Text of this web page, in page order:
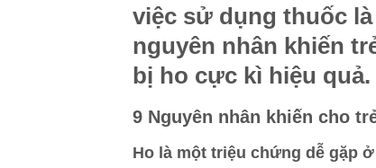
việc sử dụng thuốc
nguyên nhân khiến
bị ho cực kì hiệu
9 Nguyên nhân khiến cho
Ho là một triệu chứng dễ gặp